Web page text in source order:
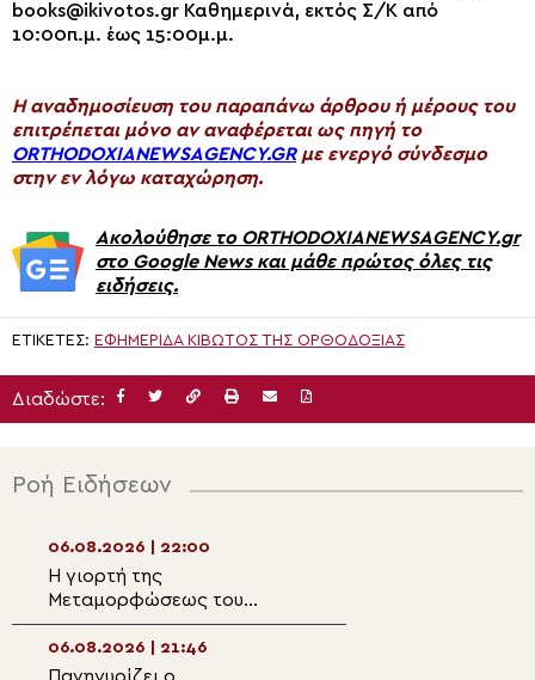
books@ikivotos.gr Καθημερινά, εκτός Σ/Κ από
10:00π.μ. έως 15:00μ.μ.
H αναδημοσίευση του παραπάνω άρθρου ή μέρους του
επιτρέπεται μόνο αν αναφέρεται ως πηγή το
ORTHODOXIANEWSAGENCY.GRμε ενεργό σύνδεσμο
στην εν λόγω καταχώρηση.
Ακολούθησε το ORTHODOXIANEWSAGENCY.gr
στο Google News και μάθε πρώτος όλες τις
ειδήσεις.
ΕΤΙΚΈΤΕΣ: ΕΦΗΜΕΡΊΔΑ ΚΙΒΩΤΌΣ ΤΗΣ ΟΡΘΟΔΟΞΊΑΣ
Διαδώστε:
Ροή Ειδήσεων
06.08.2026 | 22:00
Η γιορτή της
Μεταμορφώσεως του
Σωτήρος στον ιερό βράχο
της Πρασινάδας Δράμας
06.08.2026 | 21:46